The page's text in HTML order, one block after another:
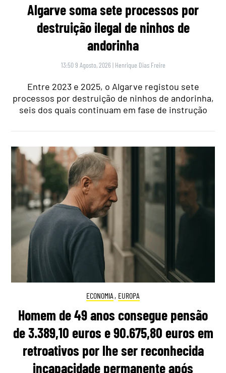
Algarve soma sete processos por
destruição ilegal de ninhos de
andorinha
13:50 9 Agosto, 2026 | Henrique Dias Freire
Entre 2023 e 2025, o Algarve registou sete
processos por destruição de ninhos de andorinha,
seis dos quais continuam em fase de instrução
ECONOMIA , EUROPA
Homem de 49 anos consegue pensão
de 3.389,10 euros e 90.675,80 euros em
retroativos por lhe ser reconhecida
incapacidade permanente após